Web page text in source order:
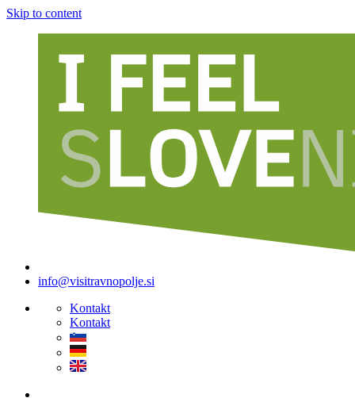
Skip to content
info@visitravnopolje.si
Kontakt
Kontakt